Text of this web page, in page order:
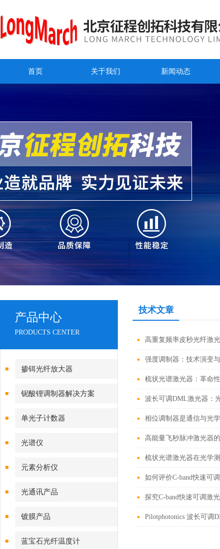
首页 关于我们 新闻动态
产品中心
PRODUCTS CENTER
掺铒光纤放大器
铌酸锂调制器解决方案
单光子计数器
光谱仪
元素分析仪
光通讯产品
镀膜产品
蓝宝石光纤温度计
技术文章
高重复频率皮秒光纤激
强度调制器：技术演变
梳状光谱激光器：革命
波长可调DML激光器：
相位调制器是通信与光
高能量飞秒脉冲激光器
梳状光谱激光器在光学
如何评价C-band快速可
探究C-band快速可调激
Pilotphotonics 波长可调